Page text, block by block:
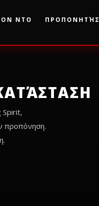
ΝΤΟ ΠΡΟΠΟΝΗΤΉΣ
Spirit,
προπόνηση.